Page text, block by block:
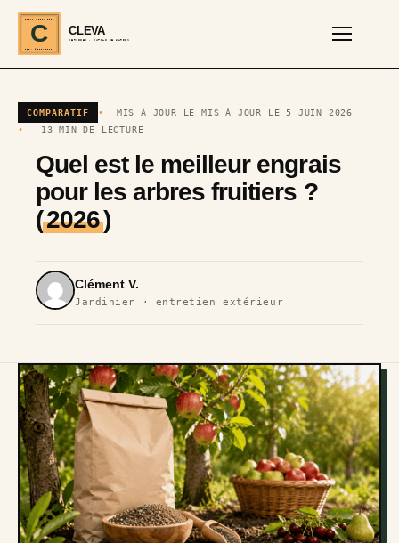
C
CLEVA · EST. 2024
REF · GARDEN TOOLS
CLEVA
SERVICES · OUTILS DE JARDIN
COMPARATIF
MIS À JOUR LE MIS À JOUR LE 5 JUIN 2026
13 MIN DE LECTURE
Quel est le meilleur engrais
pour les arbres fruitiers ?
(2026)
Clément V.
Jardinier · entretien extérieur